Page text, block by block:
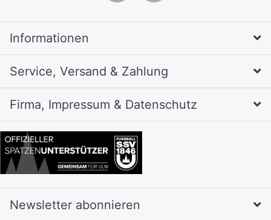
Informationen
Service, Versand & Zahlung
Firma, Impressum & Datenschutz
Newsletter abonnieren